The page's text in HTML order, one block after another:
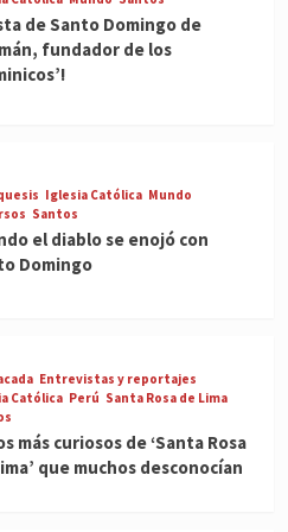
de Santo Domingo de
fundador de los
Iglesia Católica Mundo
Santos
el diablo se enojó con
Domingo
Entrevistas y reportajes
Católica Perú Santa Rosa de Lima
más curiosos de ‘Santa Rosa
que muchos desconocían